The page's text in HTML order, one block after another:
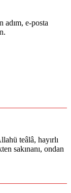
adım, e-posta
teâlâ, hayırlı
sakınanı, ondan